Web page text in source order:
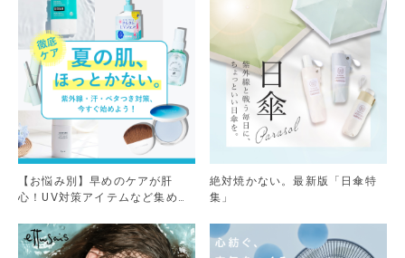
【お悩み別】早めのケアが肝
心！UV対策アイテムなど集めま
絶対焼かない。最新版「日傘特
集」